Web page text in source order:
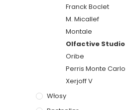
Franck Boclet
M. Micallef
Montale
Olfactive Studio
Oribe
Perris Monte Carlo
Xerjoff V
Włosy